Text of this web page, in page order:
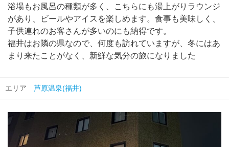
浴場もお風呂の種類が多く、こちらにも湯上がりラウンジ
があり、ビールやアイスを楽しめます。食事も美味しく、
子供連れのお客さんが多いのにも納得です。
福井はお隣の県なので、何度も訪れていますが、冬にはあ
まり来たことがなく、新鮮な気分の旅になりました
エリア 芦原温泉(福井)